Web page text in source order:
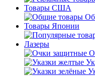
Товары США
Товары Японии
Лазеры